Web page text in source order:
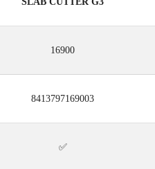
16900
8413797169003
✅